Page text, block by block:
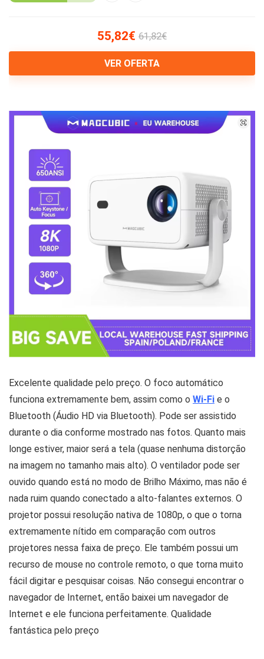
55,82€ 61,82€
VER OFERTA
Excelente qualidade pelo preço. O foco automático
funciona extremamente bem, assim como o Wi-Fi e o
Bluetooth (Áudio HD via Bluetooth). Pode ser assistido
durante o dia conforme mostrado nas fotos. Quanto mais
longe estiver, maior será a tela (quase nenhuma distorção
na imagem no tamanho mais alto). O ventilador pode ser
ouvido quando está no modo de Brilho Máximo, mas não é
nada ruim quando conectado a alto-falantes externos. O
projetor possui resolução nativa de 1080p, o que o torna
extremamente nítido em comparação com outros
projetores nessa faixa de preço. Ele também possui um
recurso de mouse no controle remoto, o que torna muito
fácil digitar e pesquisar coisas. Não consegui encontrar o
navegador de Internet, então baixei um navegador de
Internet e ele funciona perfeitamente. Qualidade
fantástica pelo preço